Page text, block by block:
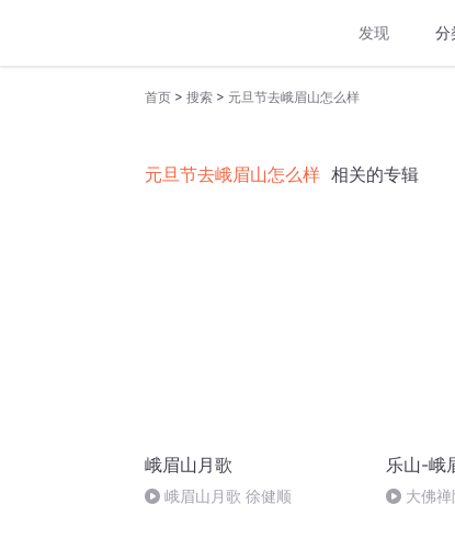
发现 分
首页 > 搜索 > 元旦节去峨眉山怎么样
元旦节去峨眉山怎么样 相关的专辑
峨眉山月歌
峨眉山月歌 徐健顺
乐山-峨
大佛禅